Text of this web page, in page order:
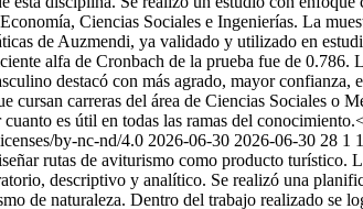
Ciencias Sociales e Ingenierías. La
de Auzmendi, ya validado y utilizado en
alfa de Cronbach de la prueba fue de 0.786.
destacó con más agrado, mayor confianza,
carreras del área de Ciencias Sociales o
es útil en todas las ramas del
by-nc-nd/4.0 2026-06-30 2026-06-30 28 1
rutas de aviturismo como producto turístico.
descriptivo y analítico. Se realizó una
de naturaleza. Dentro del trabajo realizado se